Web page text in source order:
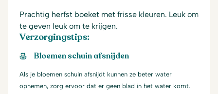
Prachtig herfst boeket met frisse kleuren. Leuk om
te geven leuk om te krijgen.
Verzorgingstips:
Bloemen schuin afsnijden
Als je bloemen schuin afsnijdt kunnen ze beter water
opnemen, zorg ervoor dat er geen blad in het water komt.